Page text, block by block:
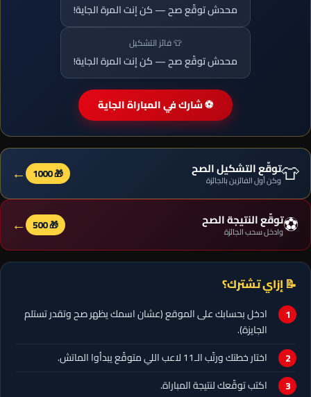
محدش توقّع صح — كن إنت المرة الجاية!
👕 فائز التشكيل
محدش توقّع صح — كن إنت المرة الجاية!
⚽ شارك في المباراة الجاية
👕توقّع التشكيل الصح
وكن أول الفائزين بالجائزة 🎁 1000
←
⚽توقّع النتيجة الصح
وادخل سحب الجائزة 🎁 500
←
📝 إزاي تشترك؟
ادخل بحسابك على الموقع (عشان اسمك يظهر صح وتقدر تستلم
الجايزة).
اختار خطتك ورتّب الـ11 لاعب اللي متوقّع يبدأوا الماتش.
اكتب توقّعك لنتيجة المباراة.